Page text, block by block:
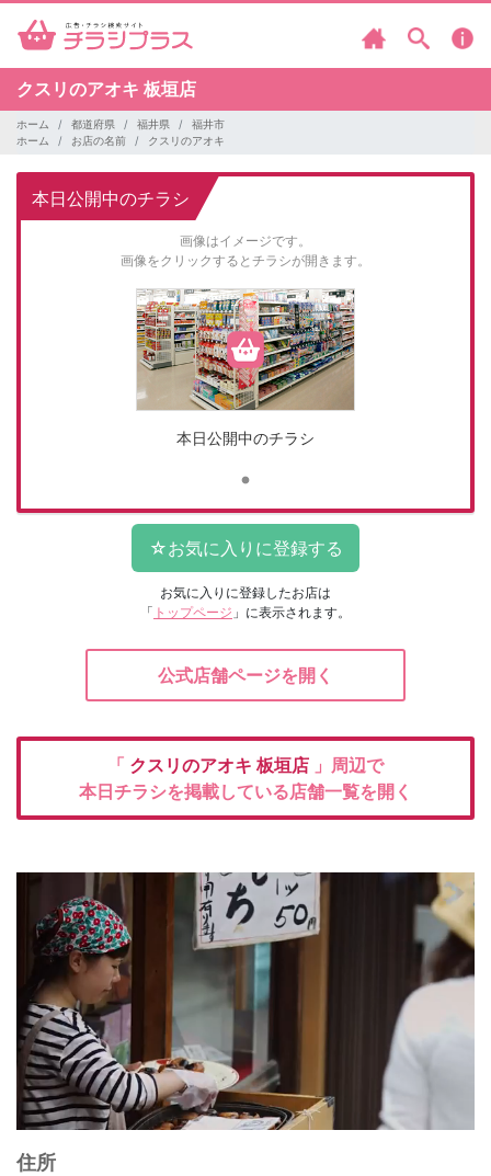
クスリのアオキ 板垣店
ホーム 都道府県 福井県
福井市
ホーム
お店の名前 クスリのアオキ
本日公開中のチラシ
画像はイメージです。
画像をクリックするとチラシが開きます。
本日公開中のチラシ
お気に入りに登録したお店は
「 トップページ 」に表示されます。
公式店舗ページを開く
「 クスリのアオキ 板垣店 」周辺で
本日チラシを掲載している店舗一覧を開く
住所